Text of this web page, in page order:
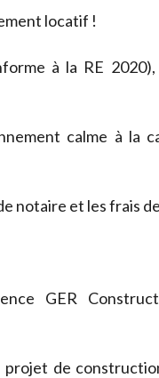
locatif !
à la RE
calme à la
notaire et les frais
GER
de